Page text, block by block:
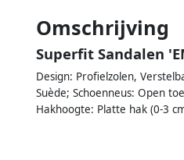
Omschrijving
Superfit Sandalen
Design: Profielzolen,
Suède; Schoenneus: Open
Hakhoogte: Platte hak (0-3